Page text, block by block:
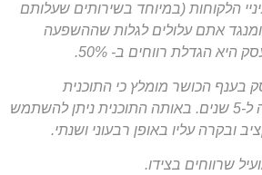
הלקוחות (במיוחד בשירותים שעלותם
אתם עלולים לגלות שההשפעה
היא הגדלת רווחים ב- 50%.
הכושר מומלץ כי התוכנית
הפיננסית תהיה ל-5 שנים. באותה התוכנית ניתן להשתמש
ובקרה עליו באופן רבעוני ושנתי.
שרווחים בצידו.